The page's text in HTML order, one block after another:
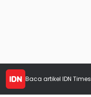
Baca artikel IDN Times